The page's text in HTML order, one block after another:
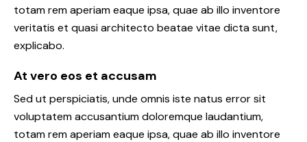
totam rem aperiam eaque ipsa, quae ab illo inventore
veritatis et quasi architecto beatae vitae dicta sunt,
explicabo.
At vero eos et accusam
Sed ut perspiciatis, unde omnis iste natus error sit
voluptatem accusantium doloremque laudantium,
totam rem aperiam eaque ipsa, quae ab illo inventore